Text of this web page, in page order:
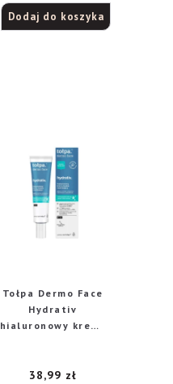
Dodaj do koszyka
Tołpa Dermo Face
Hydrativ
hialuronowy krem-
38,99 zł